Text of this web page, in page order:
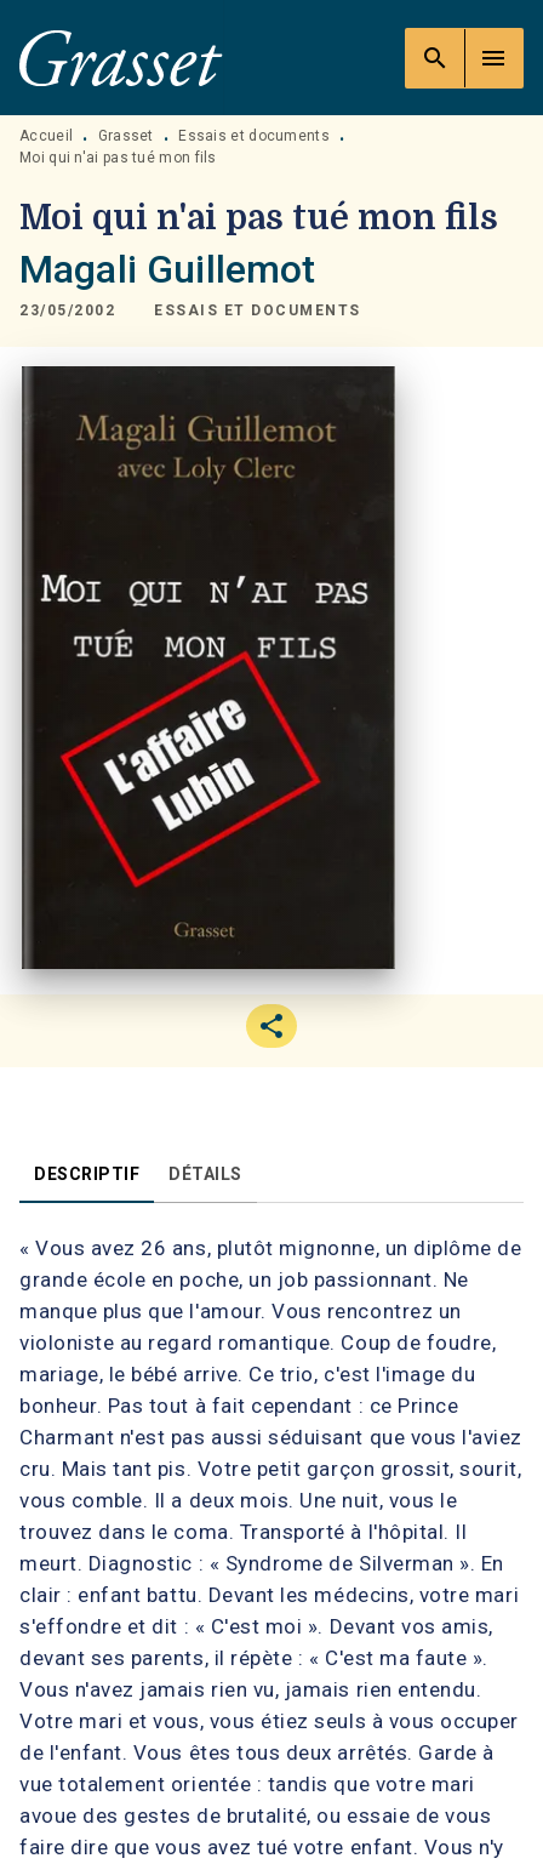
MENU RECHERCHE
PIED DE PAGE
search menu
Accueil • Grasset • Essais et documents
•
Moi qui n'ai pas tué mon fils
Moi qui n'ai pas tué mon fils
Magali Guillemot
23/05/2002 ESSAIS ET DOCUMENTS
DESCRIPTIF DÉTAILS
« Vous avez 26 ans, plutôt mignonne, un diplôme de
grande école en poche, un job passionnant. Ne
manque plus que l'amour. Vous rencontrez un
violoniste au regard romantique. Coup de foudre,
mariage, le bébé arrive. Ce trio, c'est l'image du
bonheur. Pas tout à fait cependant : ce Prince
Charmant n'est pas aussi séduisant que vous l'aviez
cru. Mais tant pis. Votre petit garçon grossit, sourit,
vous comble. Il a deux mois. Une nuit, vous le
trouvez dans le coma. Transporté à l'hôpital. Il
meurt. Diagnostic : « Syndrome de Silverman ». En
clair : enfant battu. Devant les médecins, votre mari
s'effondre et dit : « C'est moi ». Devant vos amis,
devant ses parents, il répète : « C'est ma faute ».
Vous n'avez jamais rien vu, jamais rien entendu.
Votre mari et vous, vous étiez seuls à vous occuper
de l'enfant. Vous êtes tous deux arrêtés. Garde à
vue totalement orientée : tandis que votre mari
avoue des gestes de brutalité, ou essaie de vous
faire dire que vous avez tué votre enfant. Vous n'y